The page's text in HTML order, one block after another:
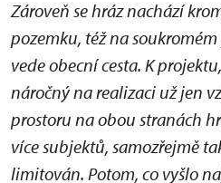
Zároveň se hráz nachází
pozemku, též na
vede obecní cesta. K
náročný na realizaci už jen
prostoru na obou stranách
více subjektů, samozřejmě
limitován. Potom, co vyšlo